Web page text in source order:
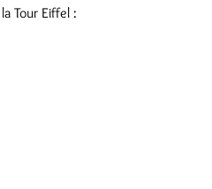
Tour Eiffel :